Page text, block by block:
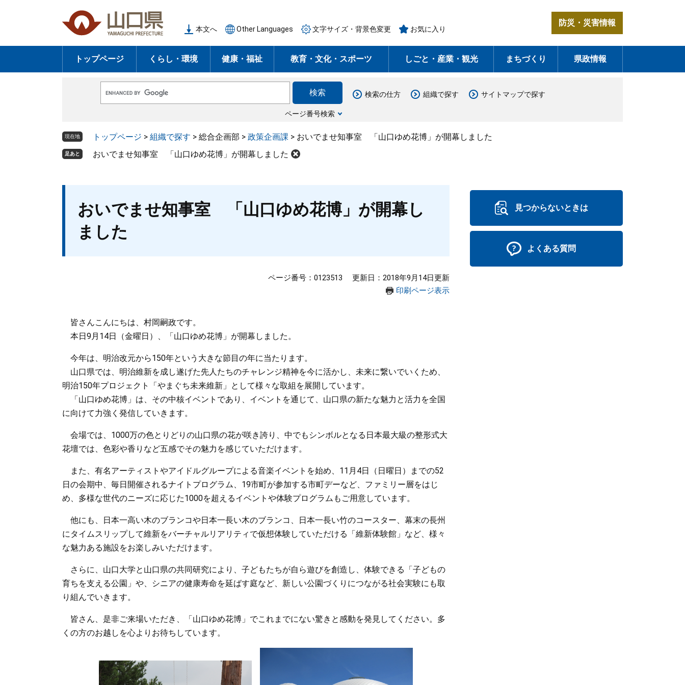
の
頭
ー
飛
本文へ Other Languages 文字サイズ・背景色変更 お気に入り
防災・災害情報
トップページ くらし・環境 健康・福祉 教育・文化・スポーツ しごと・産業・観光 まちづくり 県政情報
o
e
ス
タ
ページ番号検索
検索の仕方 組織で探す サイトマップで探す
現在地 トップページ > 組織で探す > 総合企画部 > 政策企画課 > おいでませ知事室 「山口ゆめ花博」が開幕しました
足あと おいでませ知事室 「山口ゆめ花博」が開幕しました
おいでませ知事室 「山口ゆめ花博」が開幕し
ました
ページ番号：0123513
更新日：2018年9月14日更新
印刷ページ表示
皆さんこんにちは、村岡嗣政です。
本日9月14日（金曜日）、「山口ゆめ花博」が開幕しました。
今年は、明治改元から150年という大きな節目の年に当たります。
山口県では、明治維新を成し遂げた先人たちのチャレンジ精神を今に活かし、未来に繋いでいくため、
明治150年プロジェクト「やまぐち未来維新」として様々な取組を展開しています。
「山口ゆめ花博」は、その中核イベントであり、イベントを通じて、山口県の新たな魅力と活力を全国
に向けて力強く発信していきます。
会場では、1000万の色とりどりの山口県の花が咲き誇り、中でもシンボルとなる日本最大級の整形式大
花壇では、色彩や香りなど五感でその魅力を感じていただけます。
また、有名アーティストやアイドルグループによる音楽イベントを始め、11月4日（日曜日）までの52
日の会期中、毎日開催されるナイトプログラム、19市町が参加する市町デーなど、ファミリー層をはじ
め、多様な世代のニーズに応じた1000を超えるイベントや体験プログラムもご用意しています。
他にも、日本一高い木のブランコや日本一長い木のブランコ、日本一長い竹のコースター、幕末の長州
にタイムスリップして維新をバーチャルリアリティで仮想体験していただける「維新体験館」など、様々
な魅力ある施設をお楽しみいただけます。
さらに、山口大学と山口県の共同研究により、子どもたちが自ら遊びを創造し、体験できる「子どもの
育ちを支える公園」や、シニアの健康寿命を延ばす庭など、新しい公園づくりにつながる社会実験にも取
り組んでいきます。
皆さん、是非ご来場いただき、「山口ゆめ花博」でこれまでにない驚きと感動を発見してください。多
くの方のお越しを心よりお待ちしています。
見つからないときは
よくある質問